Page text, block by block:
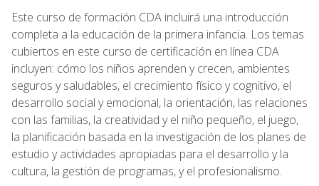
Este curso de formación CDA incluirá una introducción
completa a la educación de la primera infancia. Los temas
cubiertos en este curso de certificación en línea CDA
incluyen: cómo los niños aprenden y crecen, ambientes
seguros y saludables, el crecimiento físico y cognitivo, el
desarrollo social y emocional, la orientación, las relaciones
con las familias, la creatividad y el niño pequeño, el juego,
la planificación basada en la investigación de los planes de
estudio y actividades apropiadas para el desarrollo y la
cultura, la gestión de programas, y el profesionalismo.